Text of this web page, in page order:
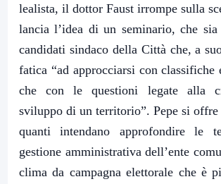
lealista, il dottor Faust irrompe sulla
lancia l’idea di un seminario, che
candidati sindaco della Città che, a
fatica “ad approcciarsi con
che con le questioni legate alla
sviluppo di un territorio”. Pepe si
quanti intendano approfondire le
gestione amministrativa dell’ente
clima da campagna elettorale che è